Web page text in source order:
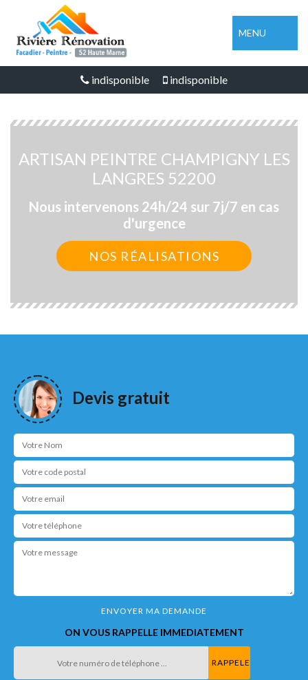
MENU
indisponible indisponible
ARTISAN PEINTRE CHAMPIGNY LES
LANGRES 52200
Nous intervenons 24h/24 sur 7j/7 en cas
d'urgence
NOS RÉALISATIONS
Devis gratuit
ON VOUS RAPPELLE IMMEDIATEMENT